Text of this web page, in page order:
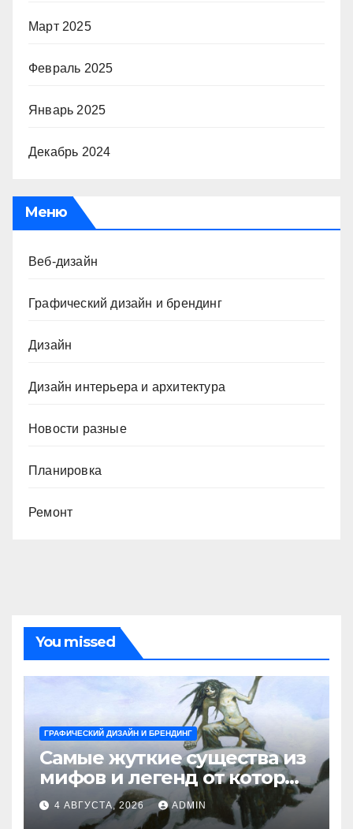
Март 2025
Февраль 2025
Январь 2025
Декабрь 2024
Меню
Веб-дизайн
Графический дизайн и брендинг
Дизайн
Дизайн интерьера и архитектура
Новости разные
Планировка
Ремонт
You missed
ГРАФИЧЕСКИЙ ДИЗАЙН И БРЕНДИНГ
Самые жуткие существа из
мифов и легенд от которых
стынет кровь
4 АВГУСТА, 2026 ADMIN